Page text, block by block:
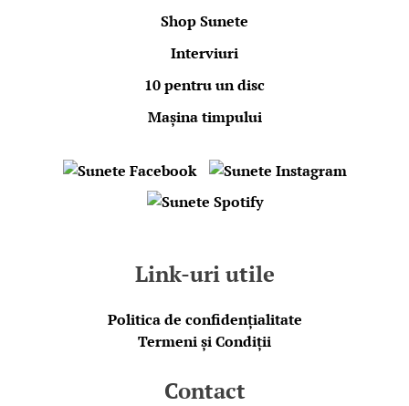
Shop Sunete
Interviuri
10 pentru un disc
Mașina timpului
Link-uri utile
Politica de confidențialitate
Termeni și Condiții
Contact